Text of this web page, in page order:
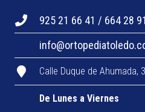
925 21 66 41 / 664 28
Calle Duque de Ahumada,
De Lunes a Viernes